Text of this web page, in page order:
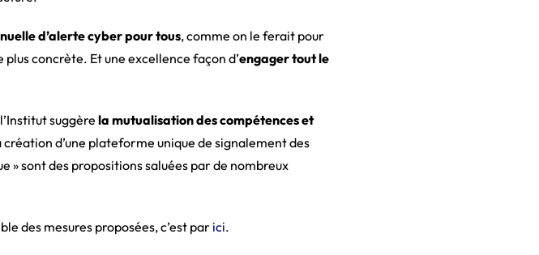
d’alerte cyber pour tous, comme on le ferait pour
concrète. Et une excellence façon d’engager tout le
suggère la mutualisation des compétences et
création d’une plateforme unique de signalement des
» sont des propositions saluées par de nombreux
des mesures proposées, c’est parici.